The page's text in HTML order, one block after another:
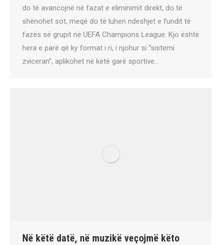
do të avancojnë në fazat e eliminimit direkt, do të
shënohet sot, meqë do të luhen ndeshjet e fundit të
fazës së grupit në UEFA Champions League. Kjo është
hera e parë që ky format i ri, i njohur si “sistemi
zviceran”, aplikohet në këtë garë sportive…
Në këtë datë, në muzikë veçojmë këto